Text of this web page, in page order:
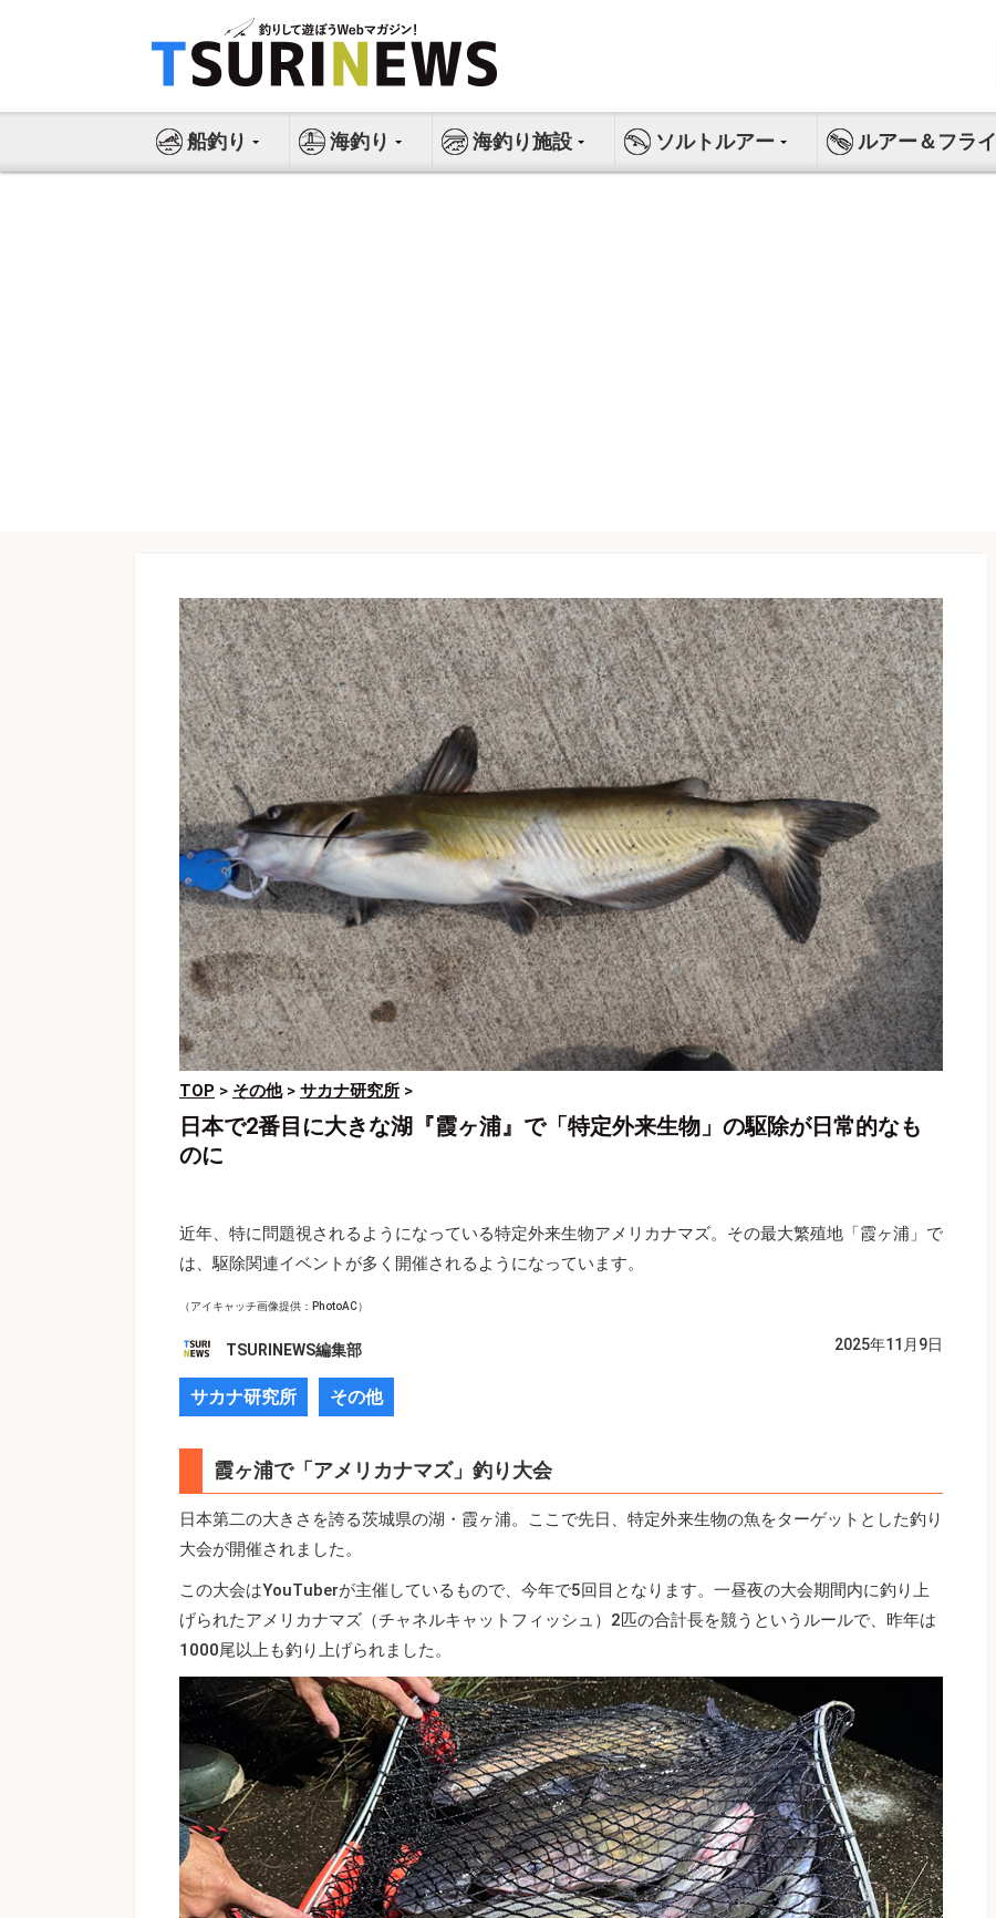
ス
船釣り 海釣り 海釣り施設 ソルトルアー ルアー＆フライ
TOP > その他> サカナ研究所 >
日本で2番目に大きな湖『霞ヶ浦』で「特定外来生物」の駆除が日常的なも
のに
近年、特に問題視されるようになっている特定外来生物アメリカナマズ。その最大繁殖地「霞ヶ浦」で
は、駆除関連イベントが多く開催されるようになっています。
（アイキャッチ画像提供：PhotoAC）
TSURINEWS編集部 2025年11月9日
サカナ研究所 その他
霞ヶ浦で「アメリカナマズ」釣り大会
日本第二の大きさを誇る茨城県の湖・霞ヶ浦。ここで先日、特定外来生物の魚をターゲットとした釣り
大会が開催されました。
この大会はYouTuberが主催しているもので、今年で5回目となります。一昼夜の大会期間内に釣り上
げられたアメリカナマズ（チャネルキャットフィッシュ）2匹の合計長を競うというルールで、昨年は
1000尾以上も釣り上げられました。